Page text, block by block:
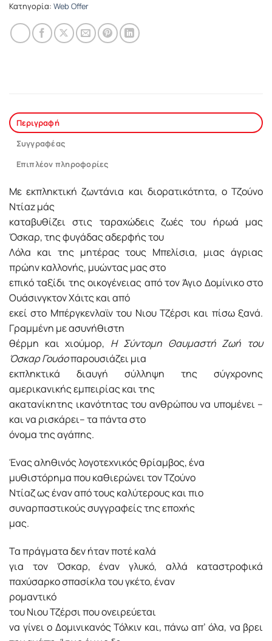
Κατηγορία: Web Offer
Περιγραφή
Συγγραφέας
Επιπλέον πληροφορίες
Με εκπληκτική ζωντάνια και διορατικότητα, ο Τζούνο
Ντίαz μάς
καταβυθίζει στις ταραχώδεις ζωές του ήρωά μας
Όσκαρ, της φυγάδας αδερφής του
Λόλα και της μητέρας τους Μπελίσια, μιας άγριας
πρώην καλλονής, μυώντας μας στο
επικό ταξίδι της οικογένειας από τον Άγιο Δομίνικο στο
Ουάσινγκτον Χάιτς και από
εκεί στο Μπέργκενλαϊν του Νιου Τζέρσι και πίσω ξανά.
Γραμμένη με ασυνήθιστη
θέρμη και χιούμορ, Η Σύντομη Θαυμαστή Ζωή του
Όσκαρ Γουάοπαρουσιάζει μια
εκπληκτικά διαυγή σύλληψη της σύγχρονης
αμερικανικής εμπειρίας και της
ακατανίκητης ικανότητας του ανθρώπου να υπομένει –
και να ρισκάρει– τα πάντα στο
όνομα της αγάπης.
Ένας αληθινός λογοτεχνικός θρίαμβος, ένα
μυθιστόρημα που καθιερώνει τον Τζούνο
Ντίαζ ως έναν από τους καλύτερους και πιο
συναρπαστικούς συγγραφείς της εποχής
μας.
Τα πράγματα δεν ήταν ποτέ καλά
για τον Όσκαρ, έναν γλυκό, αλλά καταστροφικά
παχύσαρκο σπασίκλα του γκέτο, έναν
ρομαντικό
του Νιου Τζέρσι που ονειρεύεται
να γίνει ο Δομινικανός Τόλκιν και, πάνω απ’ όλα, να βρει